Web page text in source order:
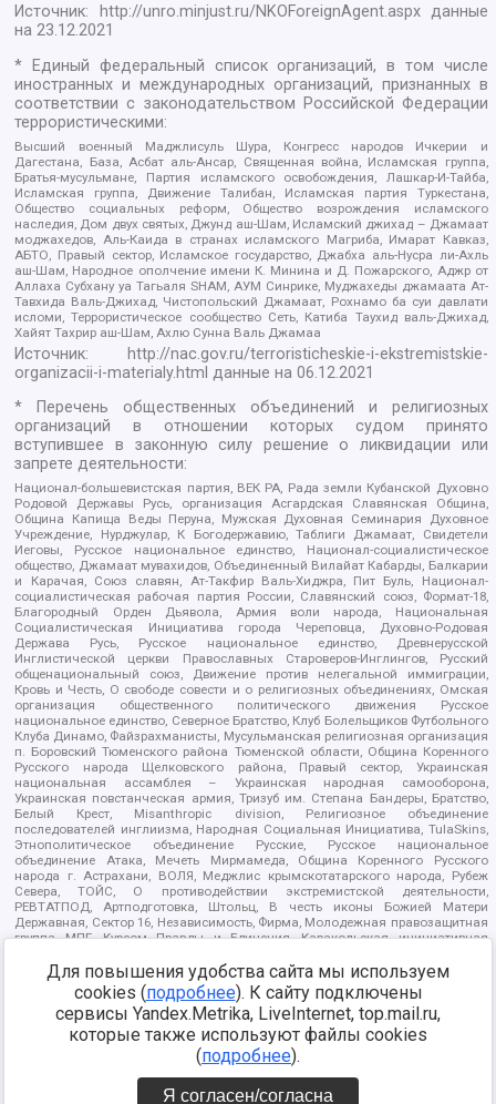
Источник: http://unro.minjust.ru/NKOForeignAgent.aspxданные
на23.12.2021
* Единый федеральный список организаций, в том числе
иностранных и международных организаций, признанных в
соответствии с законодательством Российской Федерации
террористическими:
Высший военный Маджлисуль Шура, Конгресс народов Ичкерии и
Дагестана, База, Асбат аль-Ансар, Священная война, Исламская группа,
Братья-мусульмане, Партия исламского освобождения, Лашкар-И-Тайба,
Исламская группа, Движение Талибан, Исламская партия Туркестана,
Общество социальных реформ, Общество возрождения исламского
наследия, Дом двух святых, Джунд аш-Шам, Исламский джихад – Джамаат
моджахедов, Аль-Каида в странах исламского Магриба, Имарат Кавказ,
АБТО, Правый сектор, Исламское государство, Джабха аль-Нусра ли-Ахль
аш-Шам, Народное ополчение имени К. Минина и Д. Пожарского, Аджр от
Аллаха Субхану уа Тагьаля SHAM, АУМ Синрике, Муджахеды джамаата Ат-
Тавхида Валь-Джихад, Чистопольский Джамаат, Рохнамо ба суи давлати
исломи, Террористическое сообщество Сеть, Катиба Таухид валь-Джихад,
Хайят Тахрир аш-Шам, Ахлю Сунна Валь Джамаа
Источник:
http://nac.gov.ru/terroristicheskie-i-ekstremistskie-
organizacii-i-materialy.html данные на06.12.2021
* Перечень общественных объединений и религиозных
организаций в отношении которых судом принято
вступившее в законную силу решение о ликвидации или
запрете деятельности:
Национал-большевистская партия, ВЕК РА, Рада земли Кубанской Духовно
Родовой Державы Русь, организация Асгардская Славянская Община,
Община Капища Веды Перуна, Мужская Духовная Семинария Духовное
Учреждение, Нурджулар, К Богодержавию, Таблиги Джамаат, Свидетели
Иеговы, Русское национальное единство, Национал-социалистическое
общество, Джамаат мувахидов, Объединенный Вилайат Кабарды, Балкарии
и Карачая, Союз славян, Ат-Такфир Валь-Хиджра, Пит Буль, Национал-
социалистическая рабочая партия России, Славянский союз, Формат-18,
Благородный Орден Дьявола, Армия воли народа, Национальная
Социалистическая Инициатива города Череповца, Духовно-Родовая
Держава Русь, Русское национальное единство, Древнерусской
Инглистической церкви Православных Староверов-Инглингов, Русский
общенациональный союз, Движение против нелегальной иммиграции,
Кровь и Честь, О свободе совести и о религиозных объединениях, Омская
организация общественного политического движения Русское
национальное единство, Северное Братство, Клуб Болельщиков Футбольного
Клуба Динамо, Файзрахманисты, Мусульманская религиозная организация
п. Боровский Тюменского района Тюменской области, Община Коренного
Русского народа Щелковского района, Правый сектор, Украинская
национальная ассамблея – Украинская народная самооборона,
Украинская повстанческая армия, Тризуб им. Степана Бандеры, Братство,
Белый Крест, Misanthropic division, Религиозное объединение
последователей инглиизма, Народная Социальная Инициатива, TulaSkins,
Этнополитическое объединение Русские, Русское национальное
объединение Атака, Мечеть Мирмамеда, Община Коренного Русского
народа г. Астрахани, ВОЛЯ, Меджлис крымскотатарского народа, Рубеж
Севера, ТОЙС, О противодействии экстремистской деятельности,
РЕВТАТПОД, Артподготовка, Штольц, В честь иконы Божией Матери
Державная, Сектор 16, Независимость, Фирма, Молодежная правозащитная
группа МПГ, Курсом Правды и Единения, Каракольская инициативная
Благотворительный пансионат Ак Умут, Русская республика Русь,
Арестантское уголовное единство, Башкорт, Нация и свобода, W.H.С., Фалунь
Дафа, Иртыш Ultras, Русский Патриотический клуб-Новокузнецк/РПК,
Сибирский державный союз, Фонд борьбы с коррупцией, Фонд защиты прав
граждан, Штабы Навального, Совет граждан СССР Прикубанского округа г.
https://minjust.gov.ru/ru/documents/7822/
Для повышения удобства сайта мы используем
cookies (подробнее). К сайту подключены
сервисы Yandex.Metrika, LiveInternet, top.mail.ru,
которые также используют файлы cookies
(подробнее).
Я согласен/согласна